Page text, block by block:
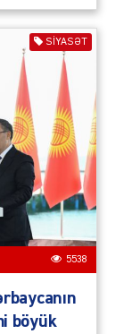
SIYASƏT
5538
böyük